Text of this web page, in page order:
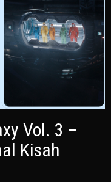
Vol. 3 –
Kisah